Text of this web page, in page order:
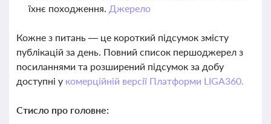
їхнє походження. Джерело
Кожне з питань — це короткий підсумок змісту
публікацій за день. Повний список першоджерел з
посиланнями та розширений підсумок за добу
доступні у комерційній версії Платформи LIGA360.
Стисло про головне: